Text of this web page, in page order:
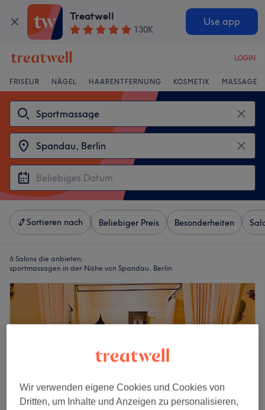
Treatwell
130K
Use app
LOGIN
FRISEUR NÄGEL HAARENTFERNUNG KOSMETIK MASSAGE
Sortieren nach Beliebiger Preis Besonderheiten
6 Salons die anbieten:
sportmassagen in der Nähe von Spandau, Berlin
Wir verwenden eigene Cookies und Cookies von
Dritten, um Inhalte und Anzeigen zu personalisieren,